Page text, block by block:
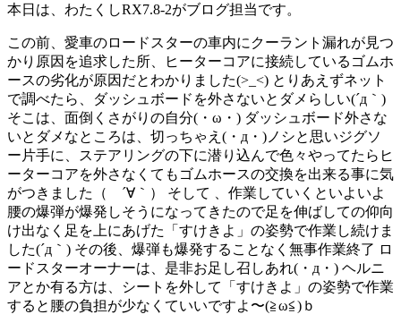
本日は、わたくしRX7.8-2がブログ担当です。
この前、愛車のロードスターの車内にクーラント漏れが見つ
かり原因を追求した所、ヒーターコアに接続しているゴムホ
ースの劣化が原因だとわかりました(>_<) とりあえずネット
で調べたら、ダッシュボードを外さないとダメらしい(´д｀)
そこは、面倒くさがりの自分(・ω・) ダッシュボード外さな
いとダメなところは、切っちゃえ(・д・)ノシと思いジグソ
ー片手に、ステアリングの下に潜り込んで色々やってたらヒ
ーターコアを外さなくてもゴムホースの交換を出来る事に気
がつきました（ ´∀｀） そして 、作業していくといよいよ
腰の爆弾が爆発しそうになってきたので足を伸ばしての仰向
け出なく足を上にあげた「すけきよ」の姿勢で作業し続けま
した(´д｀) その後、爆弾も爆発することなく無事作業終了 ロ
ードスターオーナーは、是非お足し召しあれ(・д・) ヘルニ
アとか有る方は、シートを外して「すけきよ」の姿勢で作業
すると腰の負担が少なくていいですよ〜(≧ω≦)ｂ